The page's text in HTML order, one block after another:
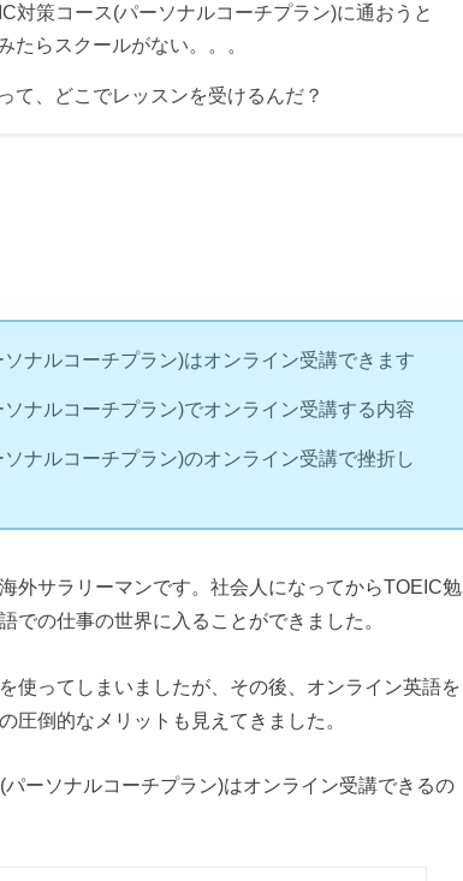
対策コース(パーソナルコーチプラン)に通おうと
たらスクールがない。。。
て、どこでレッスンを受けるんだ？
ナルコーチプラン)はオンライン受講できます
ナルコーチプラン)でオンライン受講する内容
ナルコーチプラン)のオンライン受講で挫折し
外サラリーマンです。社会人になってからTOEIC勉
での仕事の世界に入ることができました。
使ってしまいましたが、その後、オンライン英語を
圧倒的なメリットも見えてきました。
ーソナルコーチプラン)はオンライン受講できるの